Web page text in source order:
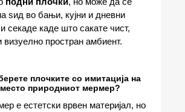
ѕид во бањи, кујни и дневни
секаде каде што сакате чист,
визуелно простран амбиент.
плочките со имитација на
природниот мермер?
е естетски врвен материјал, но